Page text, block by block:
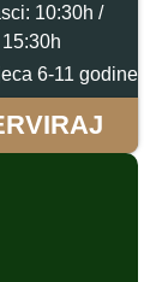
10:30h /
15:30h
6-11 godine